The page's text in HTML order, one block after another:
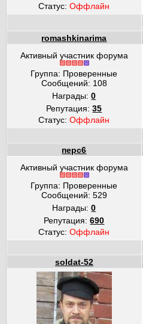
Статус:Оффлайн
romashkinarima
Активный участник форума
Группа: Проверенные
Сообщений: 108
Награды:0
Репутация:35
Статус:Оффлайн
перс6
Активный участник форума
Группа: Проверенные
Сообщений: 529
Награды:0
Репутация:690
Статус:Оффлайн
soldat-52